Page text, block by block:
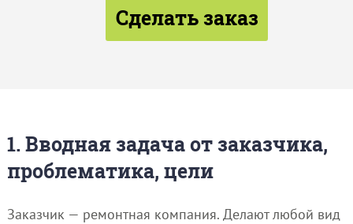
Сделать заказ
1. Вводная задача от заказчика,
проблематика, цели
Заказчик — ремонтная компания. Делают любой вид